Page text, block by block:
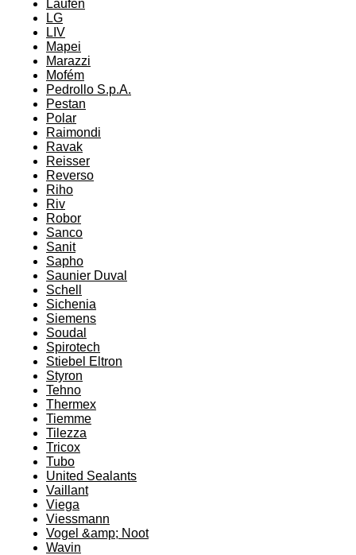
Laufen
LG
LIV
Mapei
Marazzi
Mofém
Pedrollo S.p.A.
Pestan
Polar
Raimondi
Ravak
Reisser
Reverso
Riho
Riv
Robor
Sanco
Sanit
Sapho
Saunier Duval
Schell
Sichenia
Siemens
Soudal
Spirotech
Stiebel Eltron
Styron
Tehno
Thermex
Tiemme
Tilezza
Tricox
Tubo
United Sealants
Vaillant
Viega
Viessmann
Vogel &amp; Noot
Wavin